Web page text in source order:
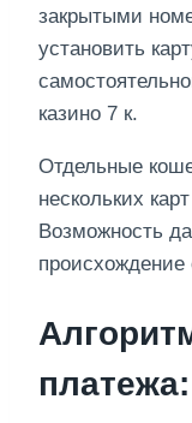
закрытыми
установить
казино 7 к.
Отдельные
нескольких
Возможность
происхождение